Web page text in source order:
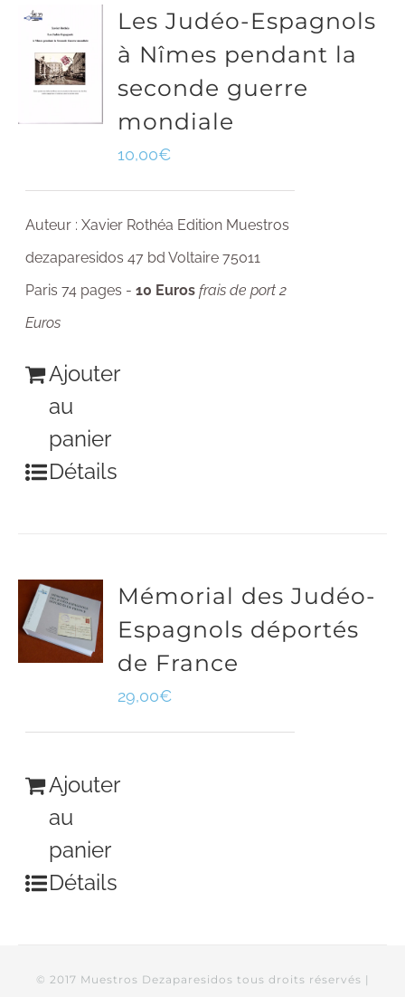
Les Judéo-Espagnols
à Nîmes pendant la
seconde guerre
mondiale
10,00€
Auteur : Xavier Rothéa Edition Muestros
dezaparesidos 47 bd Voltaire 75011
Paris 74 pages -10 Euros frais de port 2
Euros
Ajouter
au
panier
Détails
Mémorial des Judéo-
Espagnols déportés
de France
29,00€
Ajouter
au
panier
Détails
© 2017 Muestros Dezaparesidos tous droits réservés |